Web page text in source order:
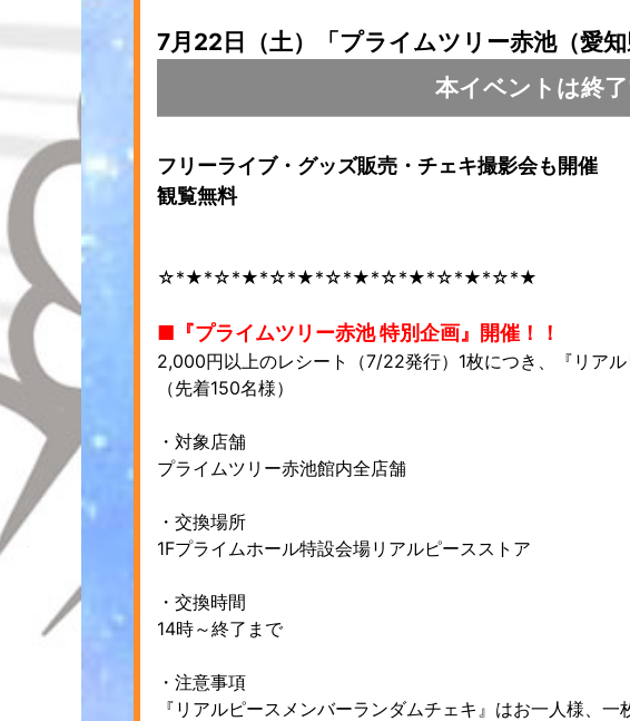
7月22日（土）「プライムツリー赤池（愛
本イベントは終
フリーライブ・グッズ販売・チェキ撮影会も開催
観覧無料
☆*★*☆*★*☆*★*☆*★*☆*★*☆*★*☆*★
■『プライムツリー赤池 特別企画』開催！！
2,000円以上のレシート（7/22発行）1枚につき、『リア
（先着150名様）
・対象店舗
プライムツリー赤池館内全店舗
・交換場所
1Fプライムホール特設会場リアルピースストア
・交換時間
14時～終了まで
・注意事項
『リアルピースメンバーランダムチェキ』はお一人様、一